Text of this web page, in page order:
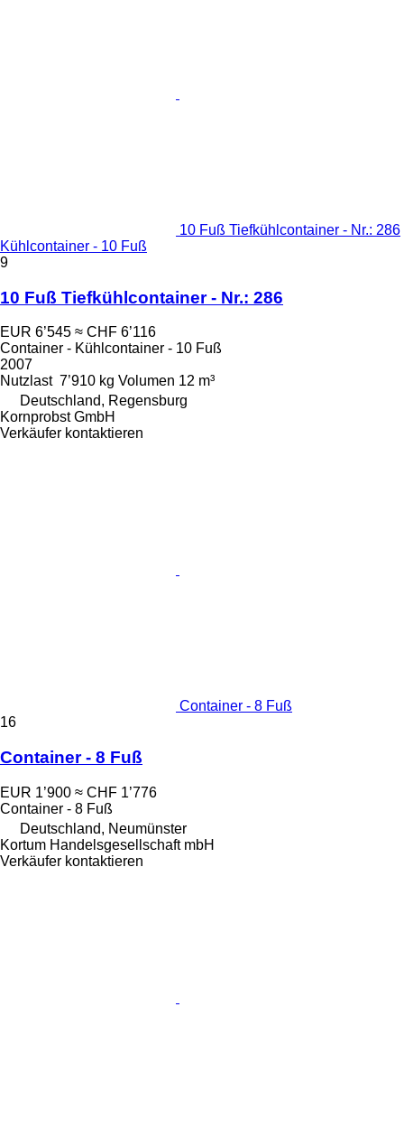
10 Fuß Tiefkühlcontainer - Nr.: 286
Kühlcontainer - 10 Fuß
9
10 Fuß Tiefkühlcontainer - Nr.: 286
EUR 6’545 ≈ CHF 6’116
Container - Kühlcontainer - 10 Fuß
2007
Nutzlast 7’910 kg Volumen 12 m³
Deutschland, Regensburg
Kornprobst GmbH
Verkäufer kontaktieren
Container - 8 Fuß
16
Container - 8 Fuß
EUR 1’900 ≈ CHF 1’776
Container - 8 Fuß
Deutschland, Neumünster
Kortum Handelsgesellschaft mbH
Verkäufer kontaktieren